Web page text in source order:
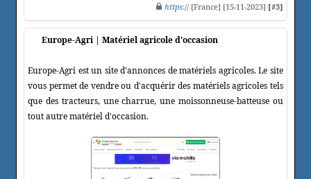
https:// [France] [15-11-2023] [#3]
Europe-Agri | Matériel agricole d'occasion
Europe-Agri est un site d'annonces de matériels agricoles. Le site
vous permet de vendre ou d'acquérir des matériels agricoles tels
que des tracteurs, une charrue, une moissonneuse-batteuse ou
tout autre matériel d'occasion.